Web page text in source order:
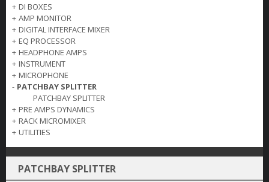
KONTAKT
+ DI BOXES
+ AMP MONITOR
+ DIGITAL INTERFACE MIXER
+ EQ PROCESSOR
+ HEADPHONE AMPS
+ INSTRUMENT
+ MICROPHONE
- PATCHBAY SPLITTER
PATCHBAY SPLITTER
+ PRE AMPS DYNAMICS
+ RACK MICROMIXER
+ UTILITIES
PATCHBAY SPLITTER